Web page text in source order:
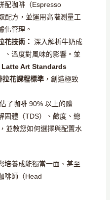
配咖啡（Espresso
配方，並運用高階測量工
化管理。
花技術： 深入解析牛奶成
、溫度對風味的影響。並
Latte Art Standards
花課程標準，創造極致
了咖啡 90% 以上的體
固體（TDS）、鹼度、總
並教您如何選擇與配置水
培養成能獨當一面、甚至
啡師（Head